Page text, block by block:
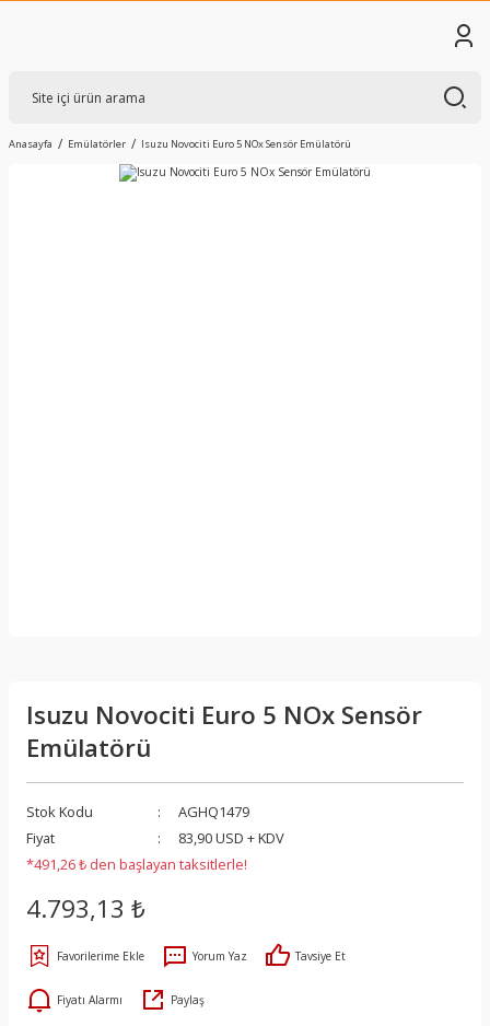
Anasayfa Emülatörler Isuzu Novociti Euro 5 NOx Sensör Emülatörü
Isuzu Novociti Euro 5 NOx Sensör
Emülatörü
Stok Kodu
AGHQ1479
Fiyat
83,90 USD + KDV
*491,26 ₺ den başlayan taksitlerle!
4.793,13 ₺
Yorum Yaz Tavsiye Et
Fiyatı Alarmı Paylaş